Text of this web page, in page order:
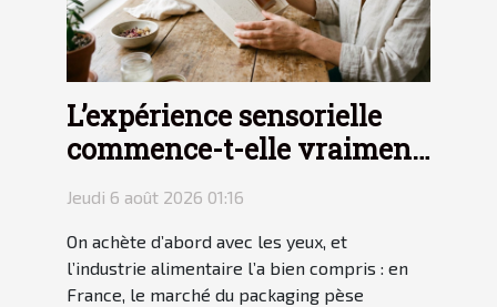
L’expérience sensorielle
commence-t-elle vraiment
avec le packaging ?
Jeudi 6 août 2026 01:16
On achète d’abord avec les yeux, et
l’industrie alimentaire l’a bien compris : en
France, le marché du packaging pèse